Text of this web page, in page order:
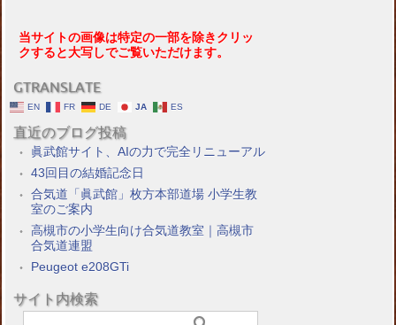
当サイトの画像は特定の一部を除きクリッ
クすると大写しでご覧いただけます。
GTRANSLATE
EN FR DE JA ES
直近のブログ投稿
眞武館サイト、AIの力で完全リニューアル
43回目の結婚記念日
合気道「眞武館」枚方本部道場 小学生教
室のご案内
高槻市の小学生向け合気道教室｜高槻市
合気道連盟
Peugeot e208GTi
サイト内検索